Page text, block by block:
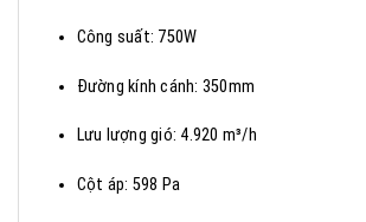
Công suất: 750W
Đường kính cánh: 350mm
Lưu lượng gió: 4.920 m³/h
Cột áp: 598 Pa